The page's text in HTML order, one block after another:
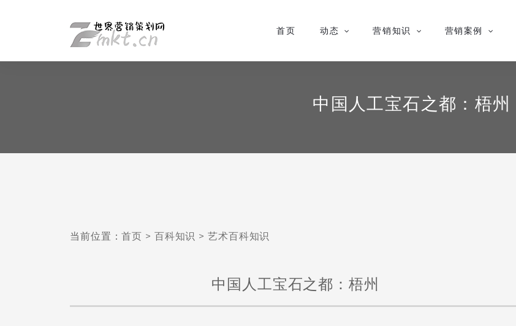
首页 动态 营销知识 营销案例
中国人工宝石之都：梧州
当前位置：首页 > 百科知识 > 艺术百科知识
中国人工宝石之都：梧州